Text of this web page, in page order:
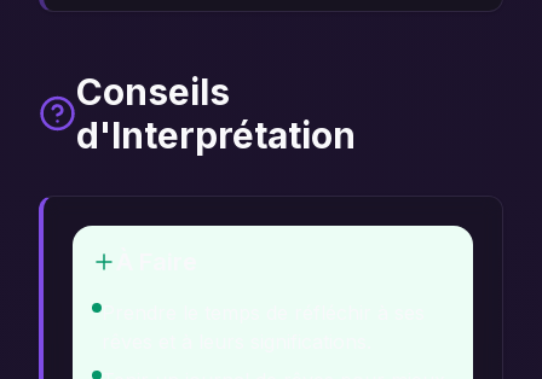
Conseils
d'Interprétation